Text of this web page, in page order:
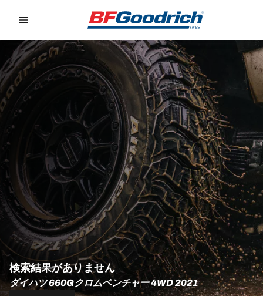
検索結果がありません
ダイハツ 660Gクロムベンチャー 4WD 2021